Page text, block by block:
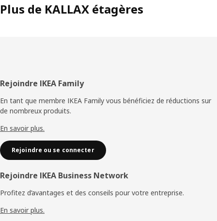
Plus de KALLAX étagères
Pied
de
page
Rejoindre IKEA Family
En tant que membre IKEA Family vous bénéficiez de réductions sur
de nombreux produits.
En savoir plus.
Rejoindre ou se connecter
Rejoindre IKEA Business Network
Profitez d’avantages et des conseils pour votre entreprise.
En savoir plus.